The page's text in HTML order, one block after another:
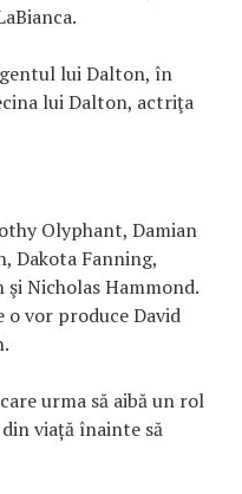
lui Dalton, în
lui Dalton, actriţa
Olyphant, Damian
Dakota Fanning,
Nicholas Hammond.
o vor produce David
urma să aibă un rol
viață înainte să